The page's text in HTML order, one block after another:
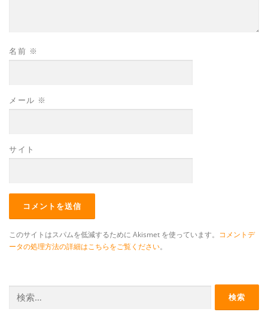
名前 ※
メール ※
サイト
このサイトはスパムを低減するために Akismet を使っています。 コメントデ
ータの処理方法の詳細はこちらをご覧ください。
索: